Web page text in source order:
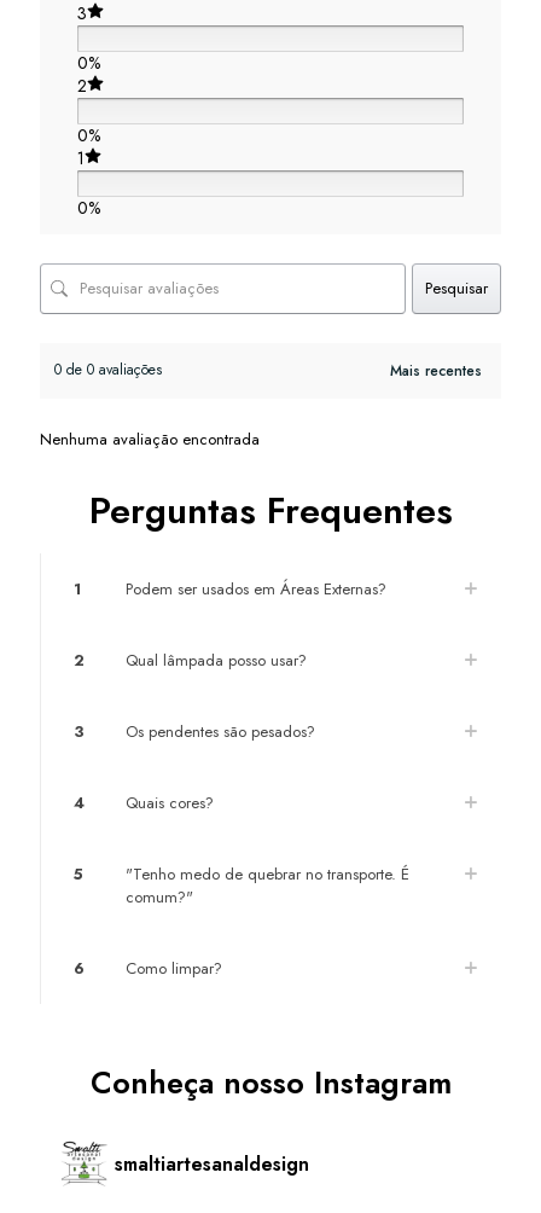
3
0%
2
0%
1
0%
Pesquisar
0 de 0 avaliações
Nenhuma avaliação encontrada
Perguntas Frequentes
1 Podem ser usados em Áreas Externas?
2 Qual lâmpada posso usar?
3 Os pendentes são pesados?
4 Quais cores?
5
"Tenho medo de quebrar no transporte. É
comum?"
6 Como limpar?
Conheça nosso Instagram
smaltiartesanaldesign